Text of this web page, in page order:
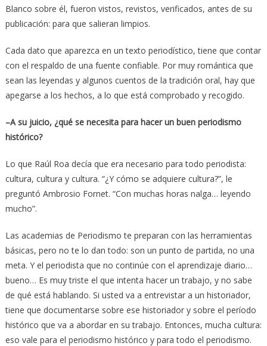
Blanco sobre él, fueron vistos, revistos, verificados, antes de su
publicación: para que salieran limpios.
Cada dato que aparezca en un texto periodístico, tiene que contar
con el respaldo de una fuente confiable. Por muy romántica que
sean las leyendas y algunos cuentos de la tradición oral, hay que
apegarse a los hechos, a lo que está comprobado y recogido.
–A su juicio, ¿qué se necesita para hacer un buen periodismo
histórico?
Lo que Raúl Roa decía que era necesario para todo periodista:
cultura, cultura y cultura. “¿Y cómo se adquiere cultura?”, le
preguntó Ambrosio Fornet. “Con muchas horas nalga… leyendo
mucho”.
Las academias de Periodismo te preparan con las herramientas
básicas, pero no te lo dan todo: son un punto de partida, no una
meta. Y el periodista que no continúe con el aprendizaje diario…
bueno… Es muy triste el que intenta hacer un trabajo, y no sabe
de qué está hablando. Si usted va a entrevistar a un historiador,
tiene que documentarse sobre ese historiador y sobre el período
histórico que va a abordar en su trabajo. Entonces, mucha cultura:
eso vale para el periodismo histórico y para todo el periodismo.